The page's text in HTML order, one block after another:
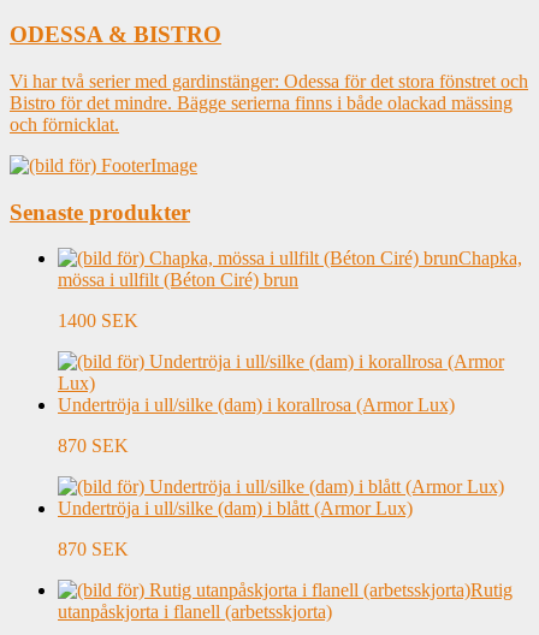
ODESSA & BISTRO
Vi har två serier med gardinstänger: Odessa för det stora fönstret och
Bistro för det mindre. Bägge serierna finns i både olackad mässing
och förnicklat.
Senaste produkter
Chapka,
mössa i ullfilt (Béton Ciré) brun
1400 SEK
Undertröja i ull/silke (dam) i korallrosa (Armor Lux)
870 SEK
Undertröja i ull/silke (dam) i blått (Armor Lux)
870 SEK
Rutig
utanpåskjorta i flanell (arbetsskjorta)